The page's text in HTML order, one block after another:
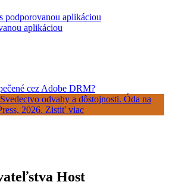
s podporovanou aplikáciou
aplikáciou
cez Adobe DRM?
Host